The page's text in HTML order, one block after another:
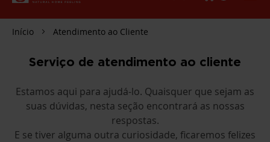
Início Atendimento ao Cliente
Serviço de atendimento ao cliente
Estamos aqui para ajudá-lo. Quaisquer que sejam as
suas dúvidas, nesta seção encontrará as nossas
respostas.
E se tiver alguma outra curiosidade, ficaremos felizes